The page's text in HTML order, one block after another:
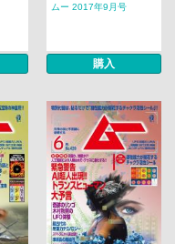
ムー 2017年9月号
購入